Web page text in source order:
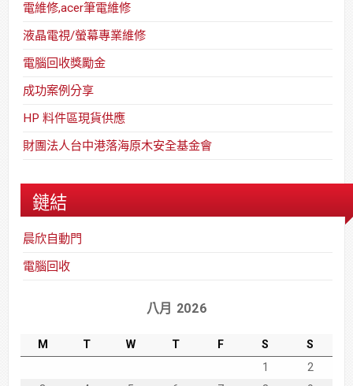
電維修,acer筆電維修
液晶電視/螢幕專業維修
電腦回收獎勵金
成功案例分享
HP 料件區現貨供應
財團法人台中港落海原木安全基金會
鏈結
晨欣自動門
電腦回收
八月 2026
M T W T F S
S
1
2